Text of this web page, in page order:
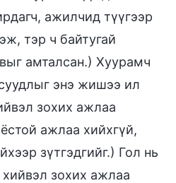
ажилчид түүгээр
тэр ч байтугай
амталсан.) Хуурамч
энэ жишээ ил
зохих ажлаа
ажлаа хийхгүй,
зүтгэдгийг.) Гол нь
зохих ажлаа